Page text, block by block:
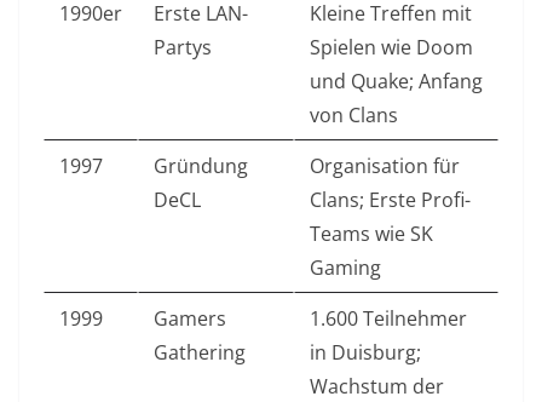
1990er
Erste LAN-
Partys
Kleine Treffen mit
Spielen wie Doom
und Quake; Anfang
von Clans
1997
Gründung
DeCL
Organisation für
Clans; Erste Profi-
Teams wie SK
Gaming
1999
Gamers
Gathering
1.600 Teilnehmer
in Duisburg;
Wachstum der